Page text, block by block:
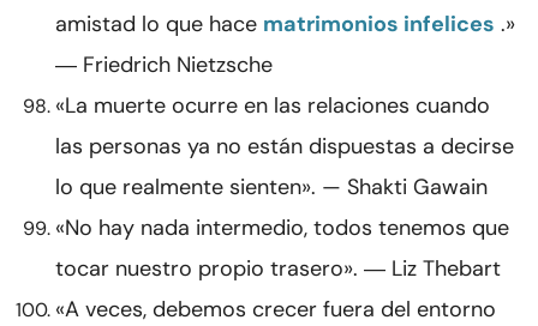
amistad lo que hace matrimonios infelices .»
― Friedrich Nietzsche
«La muerte ocurre en las relaciones cuando
las personas ya no están dispuestas a decirse
lo que realmente sienten». — Shakti Gawain
«No hay nada intermedio, todos tenemos que
tocar nuestro propio trasero». ― Liz Thebart
«A veces, debemos crecer fuera del entorno